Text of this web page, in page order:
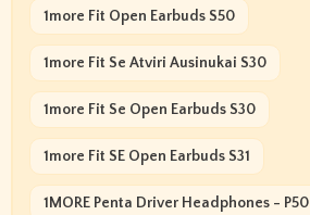
1more Fit Open Earbuds S50
1more Fit Se Atviri Ausinukai S30
1more Fit Se Open Earbuds S30
1more Fit SE Open Earbuds S31
1MORE Penta Driver Headphones - P50